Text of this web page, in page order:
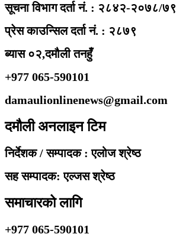
सूचना विभाग दर्ता नं. : २८४२-२०७८/७९
प्रेस काउन्सिल दर्ता नं. : २८७९
ब्यास ०२,दमौली तनहुँ
+977 065-590101
damaulionlinenews@gmail.com
दमौली अनलाइन टिम
निर्देशक / सम्पादक : एलोज श्रेष्ठ
सह सम्पादक: एल्जस श्रेष्ठ
समाचारको लागि
+977 065-590101